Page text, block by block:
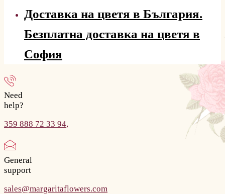
Доставка на цветя в България.
Безплатна доставка на цветя в
София
Need
help?
359 888 72 33 94,
General
support
sales@margaritaflowers.com